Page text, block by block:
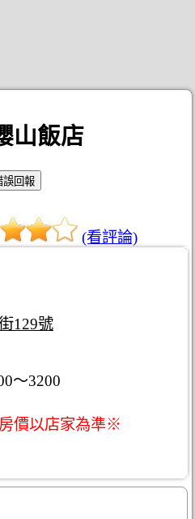
山飯店
(看評論)
129號
～3200
價以店家為準※